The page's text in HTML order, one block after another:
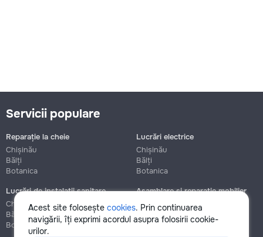
Acest site folosește cookies. Prin continuarea
navigării, îți exprimi acordul asupra folosirii cookie-
urilor.
Servicii populare
Reparație la cheie
Chișinău
Bălți
Botanica
Lucrări electrice
Chișinău
Bălți
Botanica
Lucrări de instalații sanitare
Chișinău
Bălți
Botanica
Asamblare și reparație mobilier
Chișinău
Botanica